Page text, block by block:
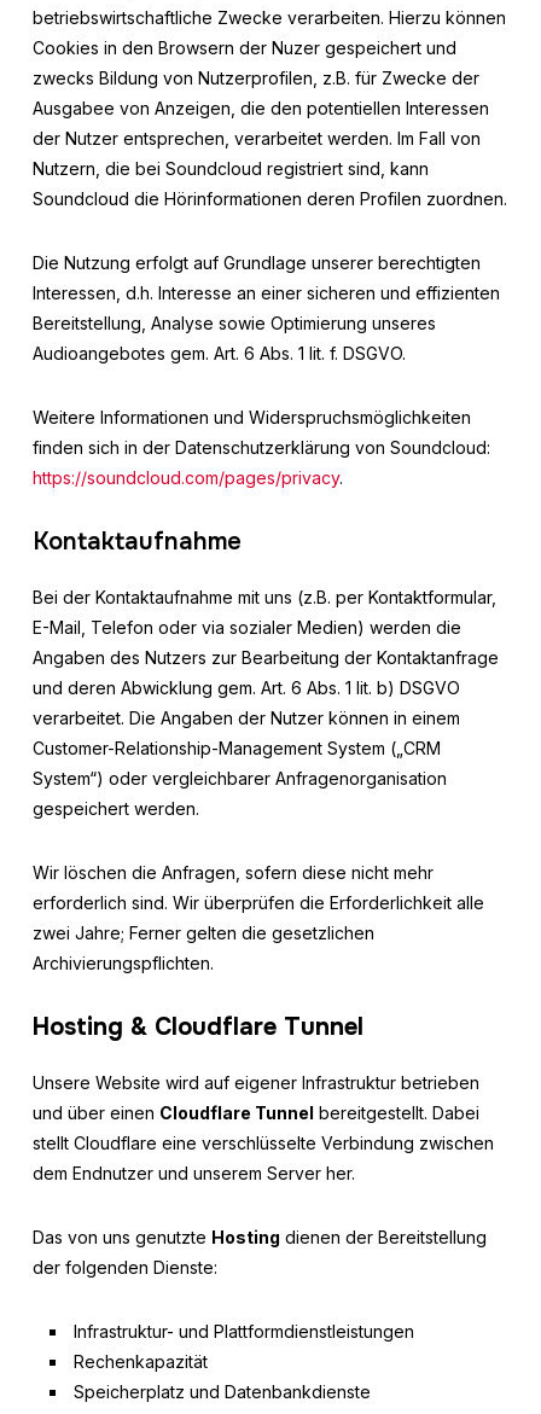
betriebswirtschaftliche Zwecke verarbeiten. Hierzu können
Cookies in den Browsern der Nuzer gespeichert und
zwecks Bildung von Nutzerprofilen, z.B. für Zwecke der
Ausgabee von Anzeigen, die den potentiellen Interessen
der Nutzer entsprechen, verarbeitet werden. Im Fall von
Nutzern, die bei Soundcloud registriert sind, kann
Soundcloud die Hörinformationen deren Profilen zuordnen.
Die Nutzung erfolgt auf Grundlage unserer berechtigten
Interessen, d.h. Interesse an einer sicheren und effizienten
Bereitstellung, Analyse sowie Optimierung unseres
Audioangebotes gem. Art. 6 Abs. 1 lit. f. DSGVO.
Weitere Informationen und Widerspruchsmöglichkeiten
finden sich in der Datenschutzerklärung von Soundcloud:
https://soundcloud.com/pages/privacy.
Kontaktaufnahme
Bei der Kontaktaufnahme mit uns (z.B. per Kontaktformular,
E-Mail, Telefon oder via sozialer Medien) werden die
Angaben des Nutzers zur Bearbeitung der Kontaktanfrage
und deren Abwicklung gem. Art. 6 Abs. 1 lit. b) DSGVO
verarbeitet. Die Angaben der Nutzer können in einem
Customer-Relationship-Management System („CRM
System“) oder vergleichbarer Anfragenorganisation
gespeichert werden.
Wir löschen die Anfragen, sofern diese nicht mehr
erforderlich sind. Wir überprüfen die Erforderlichkeit alle
zwei Jahre; Ferner gelten die gesetzlichen
Archivierungspflichten.
Hosting & Cloudflare Tunnel
Unsere Website wird auf eigener Infrastruktur betrieben
und über einen Cloudflare Tunnel bereitgestellt. Dabei
stellt Cloudflare eine verschlüsselte Verbindung zwischen
dem Endnutzer und unserem Server her.
Das von uns genutzte Hosting dienen der Bereitstellung
der folgenden Dienste:
Infrastruktur- und Plattformdienstleistungen
Rechenkapazität
Speicherplatz und Datenbankdienste